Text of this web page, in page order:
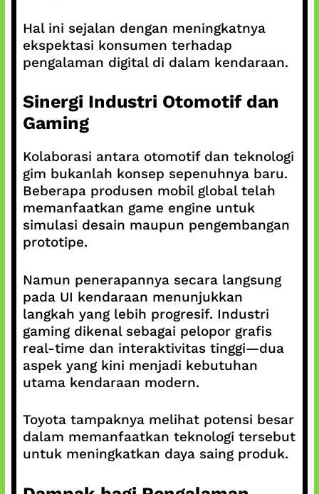
Hal ini sejalan dengan meningkatnya
ekspektasi konsumen terhadap
pengalaman digital di dalam kendaraan.
Sinergi Industri Otomotif dan
Gaming
Kolaborasi antara otomotif dan teknologi
gim bukanlah konsep sepenuhnya baru.
Beberapa produsen mobil global telah
memanfaatkan game engine untuk
simulasi desain maupun pengembangan
prototipe.
Namun penerapannya secara langsung
pada UI kendaraan menunjukkan
langkah yang lebih progresif. Industri
gaming dikenal sebagai pelopor grafis
real-time dan interaktivitas tinggi—dua
aspek yang kini menjadi kebutuhan
utama kendaraan modern.
Toyota tampaknya melihat potensi besar
dalam memanfaatkan teknologi tersebut
untuk meningkatkan daya saing produk.